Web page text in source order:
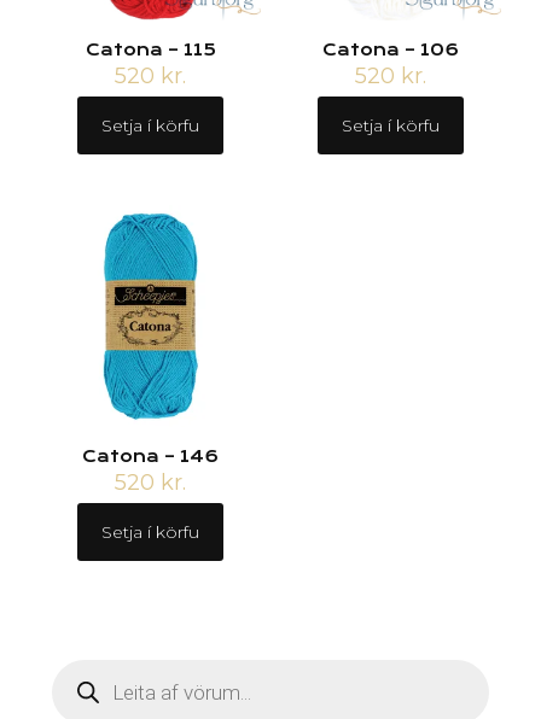
Catona – 115
520 kr.
Setja í körfu
Catona – 106
520 kr.
Setja í körfu
Catona – 146
520 kr.
Setja í körfu
search